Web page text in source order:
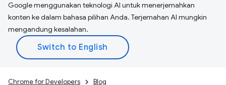
Google menggunakan teknologi AI untuk menerjemahkan
konten ke dalam bahasa pilihan Anda. Terjemahan AI mungkin
mengandung kesalahan.
Chrome for Developers Blog